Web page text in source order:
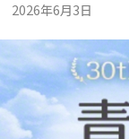
2026年6月3日